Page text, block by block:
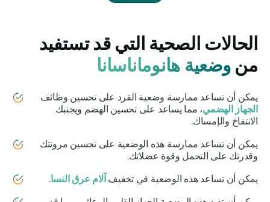
الحالات الصحية التي قد تستفيد
منوضعية هانوماناسانا
يمكن أن تساعد ممارسة وضعية القرد على تحسين وظائف
الجهاز الهضمي، مما يساعد على تحسين الهضم ويجنبك
الانتفاخ والإمساك.
يمكن أن تساعد ممارسة هذه الوضعية على تحسين مرونتك
وقدرتك على التحمل وقوة عضلاتك.
يمكن أن تساعد هذه الوضعية في تخفيف آلام عرق النسا.